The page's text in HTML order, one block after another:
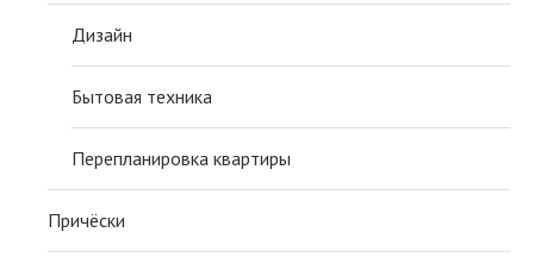
Дизайн
Бытовая техника
Перепланировка квартиры
Причёски